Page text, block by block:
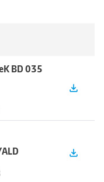
BD 035
file_download
file_download